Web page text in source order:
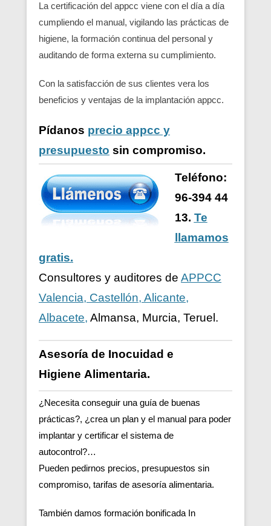
La certificación del appcc viene con el día a día
cumpliendo el manual, vigilando las prácticas de
higiene, la formación continua del personal y
auditando de forma externa su cumplimiento.
Con la satisfacción de sus clientes vera los
beneficios y ventajas de la implantación appcc.
Pídanos precio appcc y
presupuesto sin compromiso.
Teléfono:
96-394 44
13. Te
llamamos
gratis.
Consultores y auditores de APPCC
Valencia, Castellón, Alicante,
Albacete, Almansa, Murcia, Teruel.
Asesoría de Inocuidad e
Higiene Alimentaria.
¿Necesita conseguir una guía de buenas
prácticas?, ¿crea un plan y el manual para poder
implantar y certificar el sistema de
autocontrol?…
Pueden pedirnos precios, presupuestos sin
compromiso, tarifas de asesoría alimentaria.
También damos formación bonificada In